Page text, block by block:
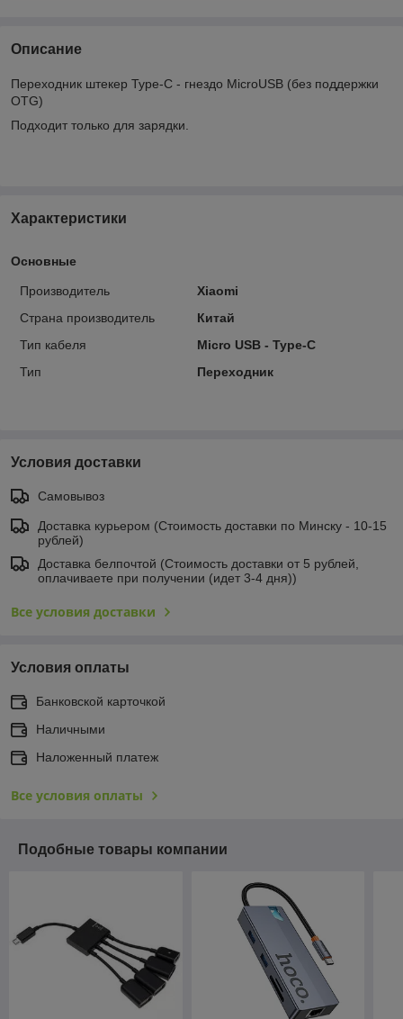
Описание
Переходник штекер Type-C - гнездо MicroUSB (без поддержки
OTG)
Подходит только для зарядки.
Характеристики
Основные
Производитель
Xiaomi
Страна производитель
Китай
Тип кабеля
Micro USB - Type-C
Тип
Переходник
Условия доставки
Самовывоз
Доставка курьером (Стоимость доставки по Минску - 10-15
рублей)
Доставка белпочтой (Стоимость доставки от 5 рублей,
оплачиваете при получении (идет 3-4 дня))
Все условия доставки
Условия оплаты
Банковской карточкой
Наличными
Наложенный платеж
Все условия оплаты
Подобные товары компании